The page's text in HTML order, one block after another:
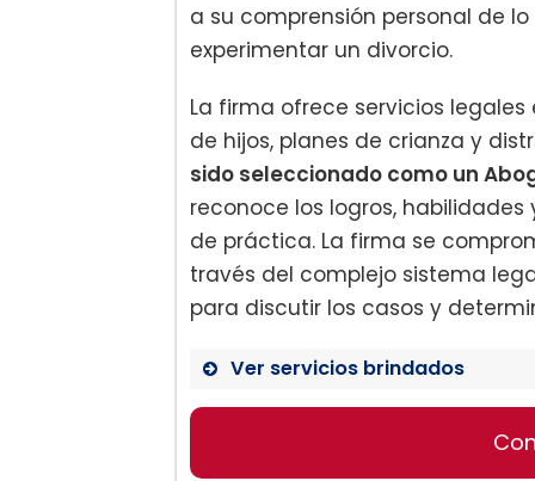
a su comprensión personal de
experimentar un divorcio.
La firma ofrece servicios
de hijos, planes de crianza y
sido seleccionado como un
reconoce los logros,
de práctica. La firma se
través del complejo sistema
para discutir los casos y
Ver servicios brindados